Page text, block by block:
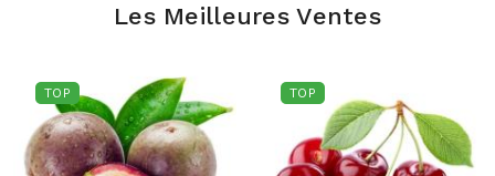
Les Meilleures Ventes
TOP TOP